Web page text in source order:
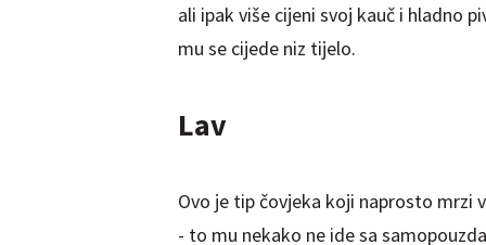
ali ipak više cijeni svoj kauč i hladno
mu se cijede niz tijelo.
Lav
Ovo je tip čovjeka koji naprosto mrzi
- to mu nekako ne ide sa